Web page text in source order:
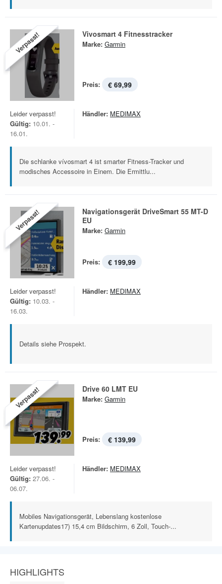
Verpasst! Vivosmart 4 Fitnesstracker
Marke: Garmin
Preis: € 69,99
Leider verpasst!
Gültig: 10.01. -
16.01.
Händler: MEDIMAX
Die schlanke vívosmart 4 ist smarter Fitness-Tracker und
modisches Accessoire in Einem. Die Ermittlu...
Verpasst!
Navigationsgerät DriveSmart 55 MT-D
EU
Marke: Garmin
Preis: € 199,99
Leider verpasst!
Gültig: 10.03. -
16.03.
Händler: MEDIMAX
Details siehe Prospekt.
Verpasst! Drive 60 LMT EU
Marke: Garmin
Preis: € 139,99
Leider verpasst!
Gültig: 27.06. -
06.07.
Händler: MEDIMAX
Mobiles Navigationsgerät, Lebenslang kostenlose
Kartenupdates17) 15,4 cm Bildschirm, 6 Zoll, Touch-...
HIGHLIGHTS